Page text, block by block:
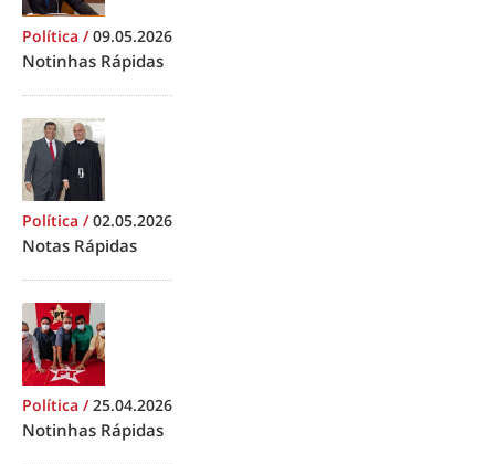
Política /09.05.2026
Notinhas Rápidas
Política /02.05.2026
Notas Rápidas
Política /25.04.2026
Notinhas Rápidas